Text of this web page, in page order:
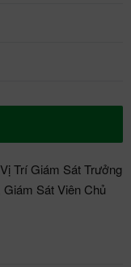
Trí Giám Sát Trưởng
Sát Viên Chủ